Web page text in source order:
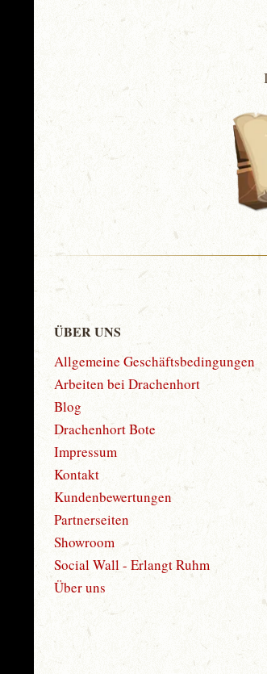
ÜBER UNS
Allgemeine Geschäftsbedingungen
Arbeiten bei Drachenhort
Blog
Drachenhort Bote
Impressum
Kontakt
Kundenbewertungen
Partnerseiten
Showroom
Social Wall - Erlangt Ruhm
Über uns